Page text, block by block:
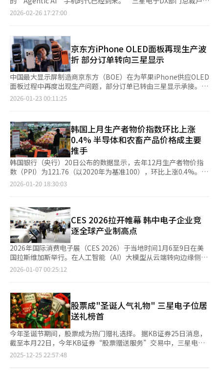
度提升约30%，系统内存扩大50%至12GB，以满足AI需求。蜂窝
版采用与iPhone 17e相同的C1X调制解调器。iPad Air有11英寸和
紫色、星光色和深空灰四种。128GB的11英寸Wi-Fi版价格为94万
9000韩元，13英寸Wi-Fi版为124万9000韩元，与前代相同。※ 本
报道经人工智能（AI）系统翻译与编辑。
文自信地宣布，第三代AI手机Galaxy S26系列正式亮相。这款手机
了‘Galaxy Unpacked 2026’活动，发布了下一代旗舰智能手
机‘Galaxy S26’系列（基础版、Plus版、Ultra版）和无线耳
机‘Galaxy Buds4’系列。Galaxy S26的核心功能是‘Now
Nudge’和‘Now Brief’，无需用户逐一指令，手机能自动判断
情况并建议所需功能。例如，当与朋友讨论分摊餐费时，AI会识别
对话并在屏幕上显示转账应用按钮。此外，AI会综合分析用户的日
程和对话内容，自动提取未记录在日历中的约会，并提供每日简
报。这表明移动AI从被动的‘聊天机器人’进化到主动的‘代
外，还允许设置谷歌的Gemini和新兴的AI搜索引擎Perplexity为
默认AI代理，提升了开放性。用户可以通过语音处理从日程注册到
叫车、订餐等复杂的多步骤任务。◆ “无法偷窥”……全球首
创‘隐私显示屏’引发热议 当天最受关注的是最高端型
号‘Galaxy S26 Ultra’首次搭载的‘隐私显示屏’技术。卢总裁
介绍此功能时，现场1400多名观众报以热烈掌声。通过硬件控制
显示屏像素的光扩散方式，使侧面无法看到屏幕内容，无需额外保
护膜即可在公共场所最大化保护隐私。外媒记者称这是“智能手机
为了支持强大的AI功能，硬件性能也大幅提升。Galaxy S26 Ultra
搭载了高通的‘Snapdragon 8 Elite 5代’芯片，NPU性能比前代
提升39%。为控制发热，蒸汽腔的尺寸增加了20%。而基础版和
Plus版则搭载了三星电子自有的‘Exynos 2600’处理器，重新启
动了芯片组双轨策略。然而，价格上涨可能成为消费者的心理障
碍。由于零部件成本上升，所有型号的价格比前代上涨约10万韩
元。韩国市场的出厂价为基础版125万7400韩元，Plus版145万
2000韩元，Ultra版179万7400韩元（256GB）。业内人士和外媒
价称，“三星电子不仅仅是增加AI功能，而是将AI深度整合到操作
系统中，证明其实用性。”彭博社也分析称，“通过开放的AI生态
系统，与谷歌、Perplexity等建立联合阵线，是与封闭的苹果的明
显差异化点。”不过，当天备受期待的‘Galaxy Ring’后续产品
或‘Galaxy Glass（暂定名）’等新形态产品并未发布，令人遗
憾。三星电子MX事业部开发室长崔元俊表示，“我们正在奠定
Agentic AI时代的基础，将打造在看不见的地方为用户行动的真正
2026-02-26 17:27:00
京东方iPhone OLED面板再现生产波
折 部分订单转向三星显示
中国最大显示屏制造商京东方（BOE）在为苹果iPhone供应OLED
面板过程中再度出现生产问题，部分订单已转由三星显示承接。
据韩国IT专业媒体《The Elec》21日报道，由于京东方未能解决
京东方在去年11月和12月期间已因制造问题影响对苹果的供货，
此次生产受阻被视为此前问题的延续。报道称，京东方在关键工序
中出现缺陷，曾被迫暂时中断iPhone 15、16、17系列OLED面板
的生产。业内普遍认为，京东方在持续满足苹果严苛的品质标准方
面仍面临不小挑战。 值得关注的是，京东方此前在iPhone 15和16
机型所采用的低温多晶硅（LTPS）OLED面板上表现相对稳定，此
次再度出现问题，令业界感到意外。相较之下，技术门槛更高的
iPhone 17用低温多晶氧化物（LTPO）OLED面板尚未曝出类似问
显示承接，转移规模达数百万件。业内分析认为，此举也符合苹果
为确保供应链稳定而采取的风险分散策略。 三星显示长期以来一
直是iPhone OLED 面板的核心供应商，在品质管理和供货稳定性
方面积累了较高信任度。分析指出，短期内此次订单调整主要用于
填补京东方供货中断造成的空缺，但从中长期来看，苹果的面板供
应链结构可能再度向以三星显示为核心的体系倾斜。 与此同时，
京东方正集中资源，为预计于今年春季发布的iPhone 17e供应
OLED 面板。根据业内资料，该机型将搭载6.1英寸、60Hz的LTPS
在继续作为iPhone 17e核心面板供应商的情况下，京东方能否尽
快恢复正常产能并实现品质稳定，成为当前的关键课题。业界普遍
认为，其后续能否按期解决既有质量问题、建立符合苹果标准的稳
定量产体系，将直接影响其在苹果OLED面板供应链中的地位。
2026-01-23 00:11:25
韩国上月生产者物价指数环比上涨
0.4% 半导体和农畜产品价格成主要
推手
韩国银行（央行）20日公布的数据显示，去年12月生产者物价指
数（PPI）为121.76（以2020年为基准100），环比上涨0.4%。这
是继去年9月上升0.4%后，连续第4个月呈现增长态势。 生产者物
变化会在1至3个月后传导至消费端。 分类来看，受农产品
（5.8%）和水产品（2.3%）价格上涨带动，农林水产品整体上涨
3.4%。在工业品中，包含半导体在内的计算机、电子及光学设备
价格上涨2.3%，一次金属制品价格上涨1.1%，成为推高生产者物
价的主要因素。服务业价格环比上涨0.2%，其中金融保险服务
（0.7%）以及餐饮住宿服务（0.4%）涨幅居前。 具体品类方面，
苹果（19.8%）、柑橘（12.9%）、鸡肉（7.2%）、鱿鱼
（6.1%）、DRAM（15.1%）、闪存（6%）以及铜初级精炼品
（-3.8%）等品类价格出现下跌。 韩国银行物价统计组组长李文熙
（音）表示，受半导体、一次金属制品等工业品价格上涨以及农林
水产品价格走高的影响，去年12月生产者物价水平整体有所上升。
在谈及对消费者物价的影响时，李文熙（音）指出：“中间品和原
材料等生产者物价是否会立即传导至消费者物价，还是经过一段时
间后才体现，取决于企业经营环境、定价策略以及政府的物价稳定
措施等多重因素。同时，还需要继续观察国际油价走势对物价的影
响。” 数据还显示，包含进口品在内的国内供应物价指数较去年
11月上升0.4%。其中，原材料（1.8%）、中间品（0.4%）、最
2026-01-20 18:30:03
CES 2026拉开帷幕 韩中电子企业竞
逐全球产业制高点
2026年国际消费电子展（CES 2026）于当地时间1月6至9日在美
国拉斯维加斯举行。在人工智能（AI）大模型从云端转向边缘侧落
地的“硬件元年”，本届CES不仅成为英伟达、AMD等算力巨头正
出行、家电等实体产业，以及与这些产业相结合的“实体AI”和日
常技术应用。尤其是生成式AI在产业领域的应用与商业化案例，成
为本届展会重点。 据悉，今年展会吸引来自160多个国家和地区约
4300家企业参展。韩国企业方面，三星电子、现代汽车、LG电
子、斗山等大型企业，以及约1000家中小及初创企业共同参与。
凭借AI创新技术，韩国已连续三年成为CES创新奖获奖数量最多的
国家。 具体来看，SK海力士将首次公开下一代高带宽存储器
（HBM）产品“16层 48GB HBM4”。SK海力士以“以创新AI技
2026-01-07 00:25:12
股票成"圣诞人气礼物" 三星电子位居
送礼榜首
今年圣诞节期间，股票成为热门赠礼选择。 据KB证券25日消息，
截至本月22日，今年KB证券“股票赠送服务”交易中，三星电子
交易量占比达9%，位居榜首。排名第二的是LG CNS，占比4%；
2025-12-25 22:57:48
页